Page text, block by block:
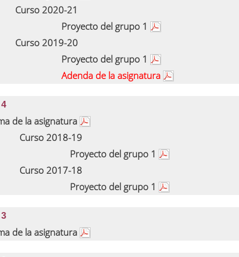
Curso 2020-21
Proyecto del grupo 1
Curso 2019-20
Proyecto del grupo 1
Adenda de la asignatura
de la asignatura
Curso 2018-19
Proyecto del grupo 1
Curso 2017-18
Proyecto del grupo 1
de la asignatura